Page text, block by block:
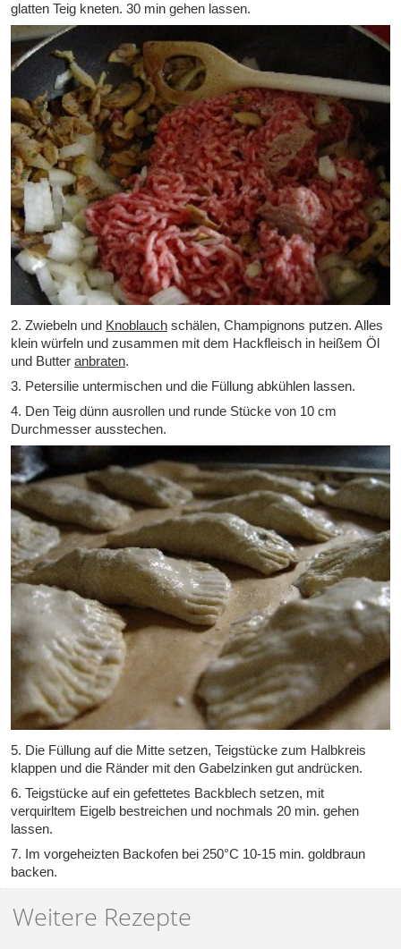
glatten Teig kneten. 30 min gehen lassen.
2. Zwiebeln und Knoblauch schälen, Champignons putzen. Alles
klein würfeln und zusammen mit dem Hackfleisch in heißem Öl
und Butter anbraten.
3. Petersilie untermischen und die Füllung abkühlen lassen.
4. Den Teig dünn ausrollen und runde Stücke von 10 cm
Durchmesser ausstechen.
5. Die Füllung auf die Mitte setzen, Teigstücke zum Halbkreis
klappen und die Ränder mit den Gabelzinken gut andrücken.
6. Teigstücke auf ein gefettetes Backblech setzen, mit
verquirltem Eigelb bestreichen und nochmals 20 min. gehen
lassen.
7. Im vorgeheizten Backofen bei 250°C 10-15 min. goldbraun
backen.
Weitere Rezepte